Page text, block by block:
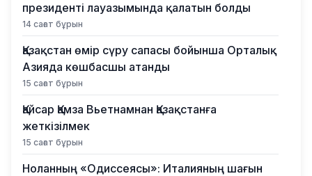
президенті лауазымында қалатын болды
14 сағат бұрын
Қазақстан өмір сүру сапасы бойынша Орталық
Азияда көшбасшы атанды
15 сағат бұрын
Қайсар Қамза Вьетнамнан Қазақстанға
жеткізілмек
15 сағат бұрын
Ноланның «Одиссеясы»: Италияның шағын